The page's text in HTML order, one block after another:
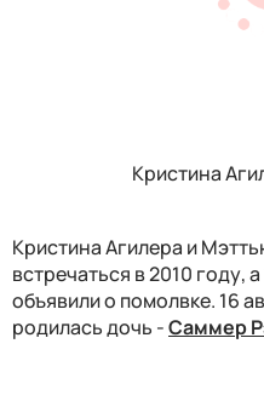
Кристина
Кристина Агилера и
встречаться в 2010 году,
объявили о помолвке. 16
родилась дочь -Саммер